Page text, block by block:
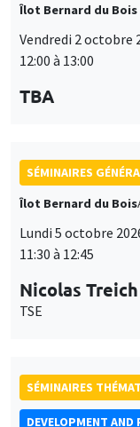
Îlot Bernard du Bois
Vendredi 2 octobre
12:00 à 13:00
TBA
SÉMINAIRES
Îlot Bernard du Bois
Lundi 5 octobre
11:30 à 12:45
Nicolas Treich
TSE
SÉMINAIRES
DEVELOPMENT